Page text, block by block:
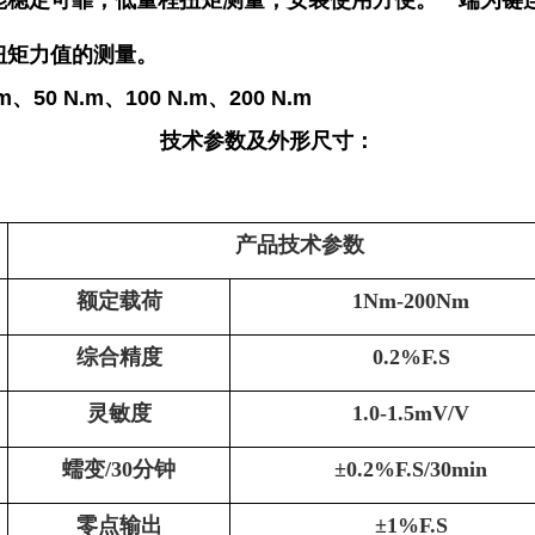
力值的测量。
50 N.m、100 N.m、200 N.m
技术参数及外形尺寸：
产品技术参数
额定载荷 1Nm-200Nm
综合精度 0.2%F.S
灵敏度 1.0-1.5mV/V
蠕变/30分钟 ±0.2%F.S/30min
零点输出 ±1%F.S